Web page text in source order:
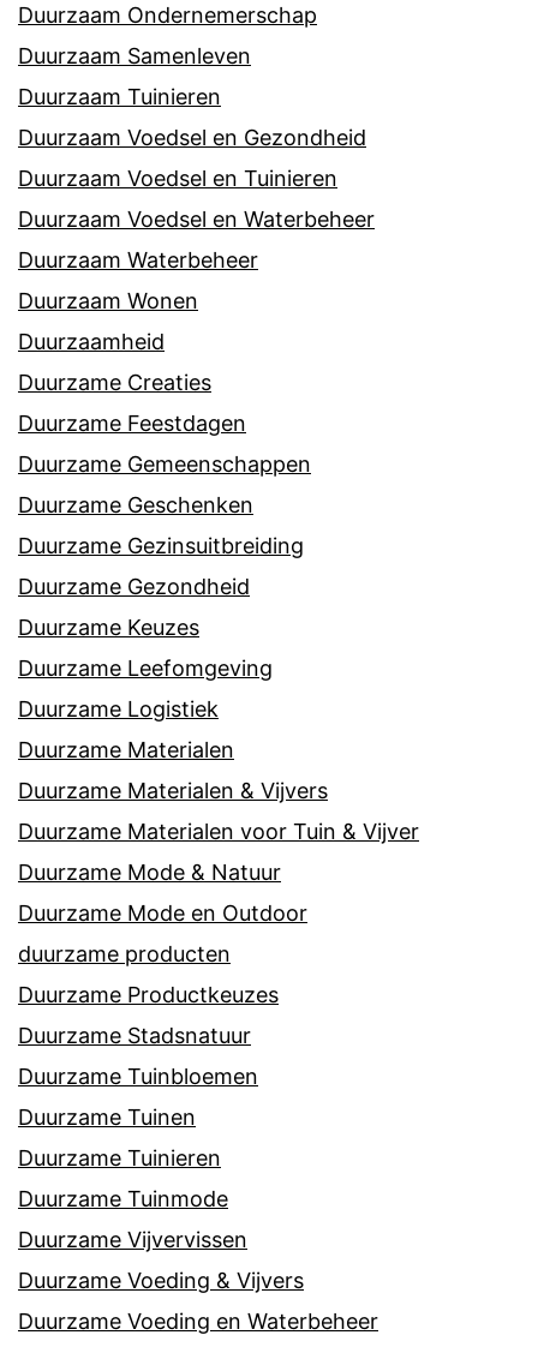
Duurzaam Ondernemerschap
Duurzaam Samenleven
Duurzaam Tuinieren
Duurzaam Voedsel en Gezondheid
Duurzaam Voedsel en Tuinieren
Duurzaam Voedsel en Waterbeheer
Duurzaam Waterbeheer
Duurzaam Wonen
Duurzaamheid
Duurzame Creaties
Duurzame Feestdagen
Duurzame Gemeenschappen
Duurzame Geschenken
Duurzame Gezinsuitbreiding
Duurzame Gezondheid
Duurzame Keuzes
Duurzame Leefomgeving
Duurzame Logistiek
Duurzame Materialen
Duurzame Materialen & Vijvers
Duurzame Materialen voor Tuin & Vijver
Duurzame Mode & Natuur
Duurzame Mode en Outdoor
duurzame producten
Duurzame Productkeuzes
Duurzame Stadsnatuur
Duurzame Tuinbloemen
Duurzame Tuinen
Duurzame Tuinieren
Duurzame Tuinmode
Duurzame Vijvervissen
Duurzame Voeding & Vijvers
Duurzame Voeding en Waterbeheer